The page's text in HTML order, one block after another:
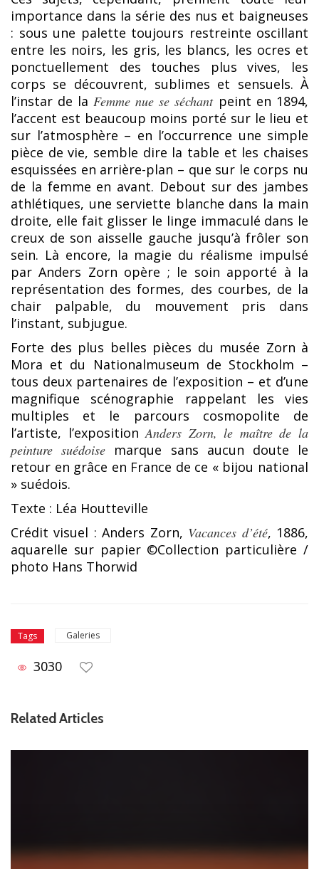
importance dans la série des nus et baigneuses
: sous une palette toujours restreinte oscillant
entre les noirs, les gris, les blancs, les ocres et
ponctuellement des touches plus vives, les
corps se découvrent, sublimes et sensuels. À
l’instar de la Femme nue se séchant peint en 1894,
l’accent est beaucoup moins porté sur le lieu et
sur l’atmosphère – en l’occurrence une simple
pièce de vie, semble dire la table et les chaises
esquissées en arrière-plan – que sur le corps nu
de la femme en avant. Debout sur des jambes
athlétiques, une serviette blanche dans la main
droite, elle fait glisser le linge immaculé dans le
creux de son aisselle gauche jusqu’à frôler son
sein. Là encore, la magie du réalisme impulsé
par Anders Zorn opère ; le soin apporté à la
représentation des formes, des courbes, de la
chair palpable, du mouvement pris dans
l’instant, subjugue.
Forte des plus belles pièces du musée Zorn à
Mora et du Nationalmuseum de Stockholm –
tous deux partenaires de l’exposition – et d’une
magnifique scénographie rappelant les vies
multiples et le parcours cosmopolite de
l’artiste, l’expositionAnders Zorn, le maître de la
peinture suédoise marque sans aucun doute le
retour en grâce en France de ce « bijou national
» suédois.
Texte : Léa Houtteville
Crédit visuel : Anders Zorn, Vacances d’été, 1886,
aquarelle sur papier ©Collection particulière /
photo Hans Thorwid
Tags Galeries
3030
Related Articles